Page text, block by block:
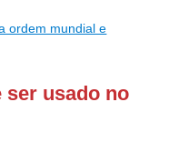
ordem mundial e
ser usado no